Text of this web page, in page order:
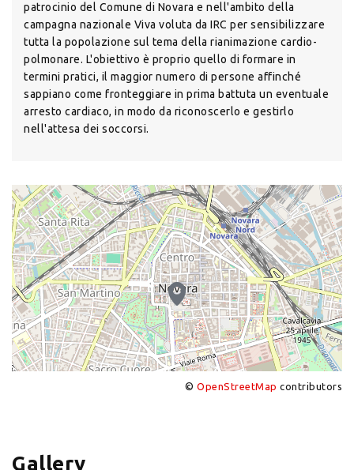
patrocinio del Comune di Novara e nell'ambito della
campagna nazionale Viva voluta da IRC per sensibilizzare
tutta la popolazione sul tema della rianimazione cardio-
polmonare. L'obiettivo è proprio quello di formare in
termini pratici, il maggior numero di persone affinché
sappiano come fronteggiare in prima battuta un eventuale
arresto cardiaco, in modo da riconoscerlo e gestirlo
nell'attesa dei soccorsi.
© OpenStreetMap contributors
Gallery